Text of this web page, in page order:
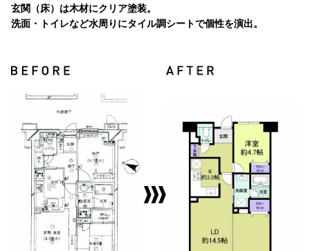
玄関（床）は木材にクリア塗装。
洗面・トイレなど水周りにタイル調シートで個性を演出。